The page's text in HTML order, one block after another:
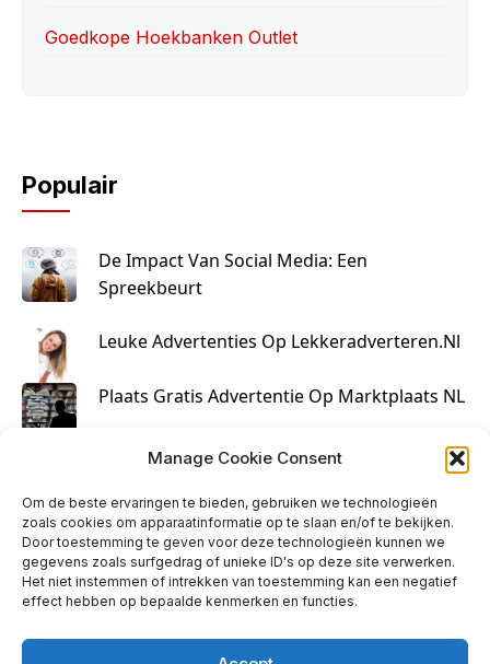
Manage Cookie Consent
Om de beste ervaringen te bieden, gebruiken we technologieën
zoals cookies om apparaatinformatie op te slaan en/of te bekijken.
Door toestemming te geven voor deze technologieën kunnen we
gegevens zoals surfgedrag of unieke ID's op deze site verwerken.
Het niet instemmen of intrekken van toestemming kan een negatief
effect hebben op bepaalde kenmerken en functies.
Goedkope Hoekbanken Outlet
Populair
De Impact Van Social Media: Een
Spreekbeurt
Leuke Advertenties Op Lekkeradverteren.nl
Plaats Gratis Advertentie Op Marktplaats NL
Kruisbestuiving Voor Succesvolle Marketing